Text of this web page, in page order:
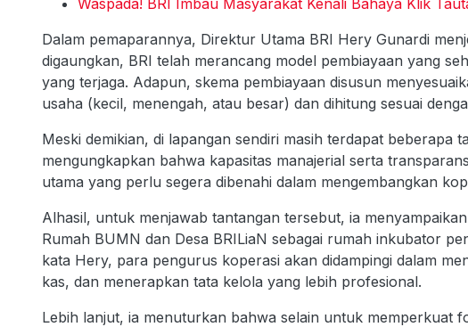
Dalam pemaparannya, Direktur Utama BRI Hery Gunardi
digaungkan, BRI telah merancang model pembiayaan yang
yang terjaga. Adapun, skema pembiayaan disusun
usaha (kecil, menengah, atau besar) dan dihitung sesuai
Meski demikian, di lapangan sendiri masih terdapat beberapa
mengungkapkan bahwa kapasitas manajerial serta
utama yang perlu segera dibenahi dalam mengembangkan
Alhasil, untuk menjawab tantangan tersebut, ia
Rumah BUMN dan Desa BRILiaN sebagai rumah inkubator
kata Hery, para pengurus koperasi akan didampingi dalam
kas, dan menerapkan tata kelola yang lebih profesional.
Lebih lanjut, ia menuturkan bahwa selain untuk memperkuat